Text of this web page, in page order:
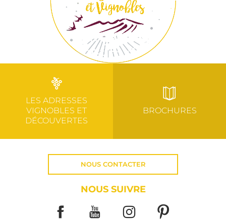
LES ADRESSES
VIGNOBLES ET
DÉCOUVERTES
BROCHURES
NOUS CONTACTER
NOUS SUIVRE